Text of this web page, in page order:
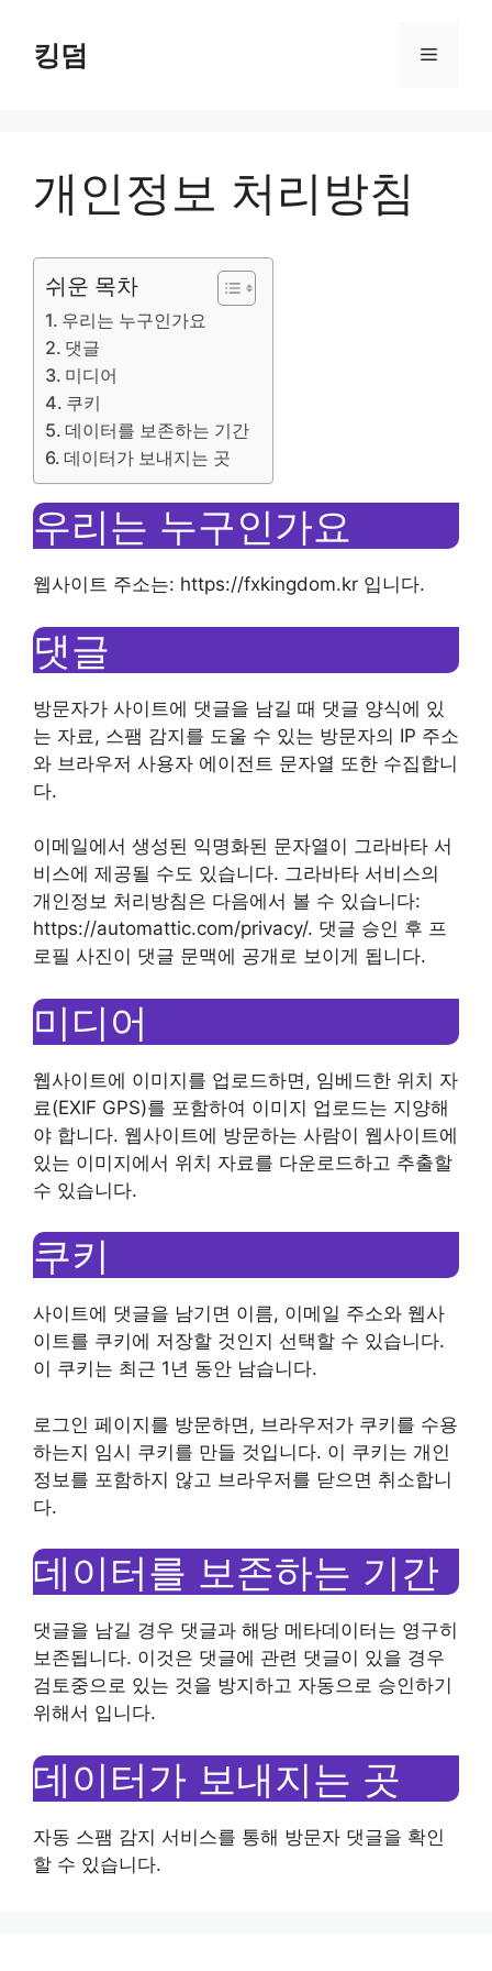
content킹덤 Menu
개인정보 처리방침
쉬운 목차
우리는 누구인가요
댓글
미디어
쿠키
데이터를 보존하는 기간
데이터가 보내지는 곳
우리는 누구인가요
웹사이트 주소는: https://fxkingdom.kr 입니다.
댓글
방문자가 사이트에 댓글을 남길 때 댓글 양식에 있
는 자료, 스팸 감지를 도울 수 있는 방문자의 IP 주소
와 브라우저 사용자 에이전트 문자열 또한 수집합니
다.
이메일에서 생성된 익명화된 문자열이 그라바타 서
비스에 제공될 수도 있습니다. 그라바타 서비스의
개인정보 처리방침은 다음에서 볼 수 있습니다:
https://automattic.com/privacy/. 댓글 승인 후 프
로필 사진이 댓글 문맥에 공개로 보이게 됩니다.
미디어
웹사이트에 이미지를 업로드하면, 임베드한 위치 자
료(EXIF GPS)를 포함하여 이미지 업로드는 지양해
야 합니다. 웹사이트에 방문하는 사람이 웹사이트에
있는 이미지에서 위치 자료를 다운로드하고 추출할
수 있습니다.
쿠키
사이트에 댓글을 남기면 이름, 이메일 주소와 웹사
이트를 쿠키에 저장할 것인지 선택할 수 있습니다.
이 쿠키는 최근 1년 동안 남습니다.
로그인 페이지를 방문하면, 브라우저가 쿠키를 수용
하는지 임시 쿠키를 만들 것입니다. 이 쿠키는 개인
정보를 포함하지 않고 브라우저를 닫으면 취소합니
다.
데이터를 보존하는 기간
댓글을 남길 경우 댓글과 해당 메타데이터는 영구히
보존됩니다. 이것은 댓글에 관련 댓글이 있을 경우
검토중으로 있는 것을 방지하고 자동으로 승인하기
위해서 입니다.
데이터가 보내지는 곳
자동 스팸 감지 서비스를 통해 방문자 댓글을 확인
할 수 있습니다.